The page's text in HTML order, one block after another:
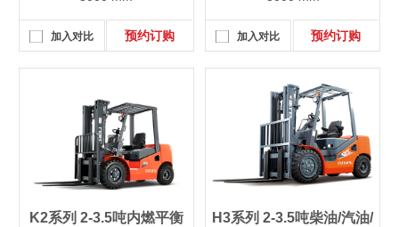
加入对比 预约订购 加入对比 预约订购
K2系列 2-3.5吨内燃平衡
H3系列 2-3.5吨柴油/汽油/